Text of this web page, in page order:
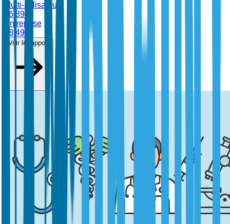
Multi-utilisateur
6,899
Entreprise
8,499
Voir le rapport